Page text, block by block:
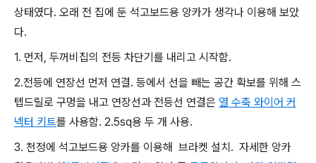
상태였다. 오래 전 집에 둔 석고보드용 앙카가 생각나 이용해 보았
다.
1. 먼저, 두꺼비집의 전등 차단기를 내리고 시작함.
2.전등에 연장선 먼저 연결. 등에서 선을 빼는 공간 확보를 위해 스
텝드릴로 구멍을 내고 연장선과 전등선 연결은 열 수축 와이어 커
넥터 키트를 사용함. 2.5sq용 두 개 사용.
3. 천정에 석고보드용 앙카를 이용해 브라켓 설치. 자세한 앙카